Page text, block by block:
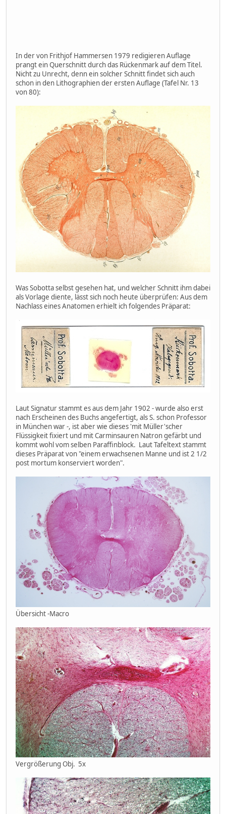
In der von Frithjof Hammersen 1979 redigieren Auflage
prangt ein Querschnitt durch das Rückenmark auf dem Titel.
Nicht zu Unrecht, denn ein solcher Schnitt findet sich auch
schon in den Lithographien der ersten Auflage (Tafel Nr. 13
von 80):
Was Sobotta selbst gesehen hat, und welcher Schnitt ihm dabei
als Vorlage diente, lässt sich noch heute überprüfen: Aus dem
Nachlass eines Anatomen erhielt ich folgendes Präparat:
Laut Signatur stammt es aus dem Jahr 1902 - wurde also erst
nach Erscheinen des Buchs angefertigt, als S. schon Professor
in München war -, ist aber wie dieses 'mit Müller'scher
Flüssigkeit fixiert und mit Carminsauren Natron gefärbt und
kommt wohl vom selben Paraffinblock. Laut Tafeltext stammt
dieses Präparat von "einem erwachsenen Manne und ist 2 1/2
post mortum konserviert worden".
Übersicht -Macro
Vergrößerung Obj. 5x